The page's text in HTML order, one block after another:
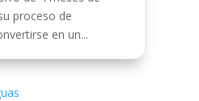
proceso de
en un...